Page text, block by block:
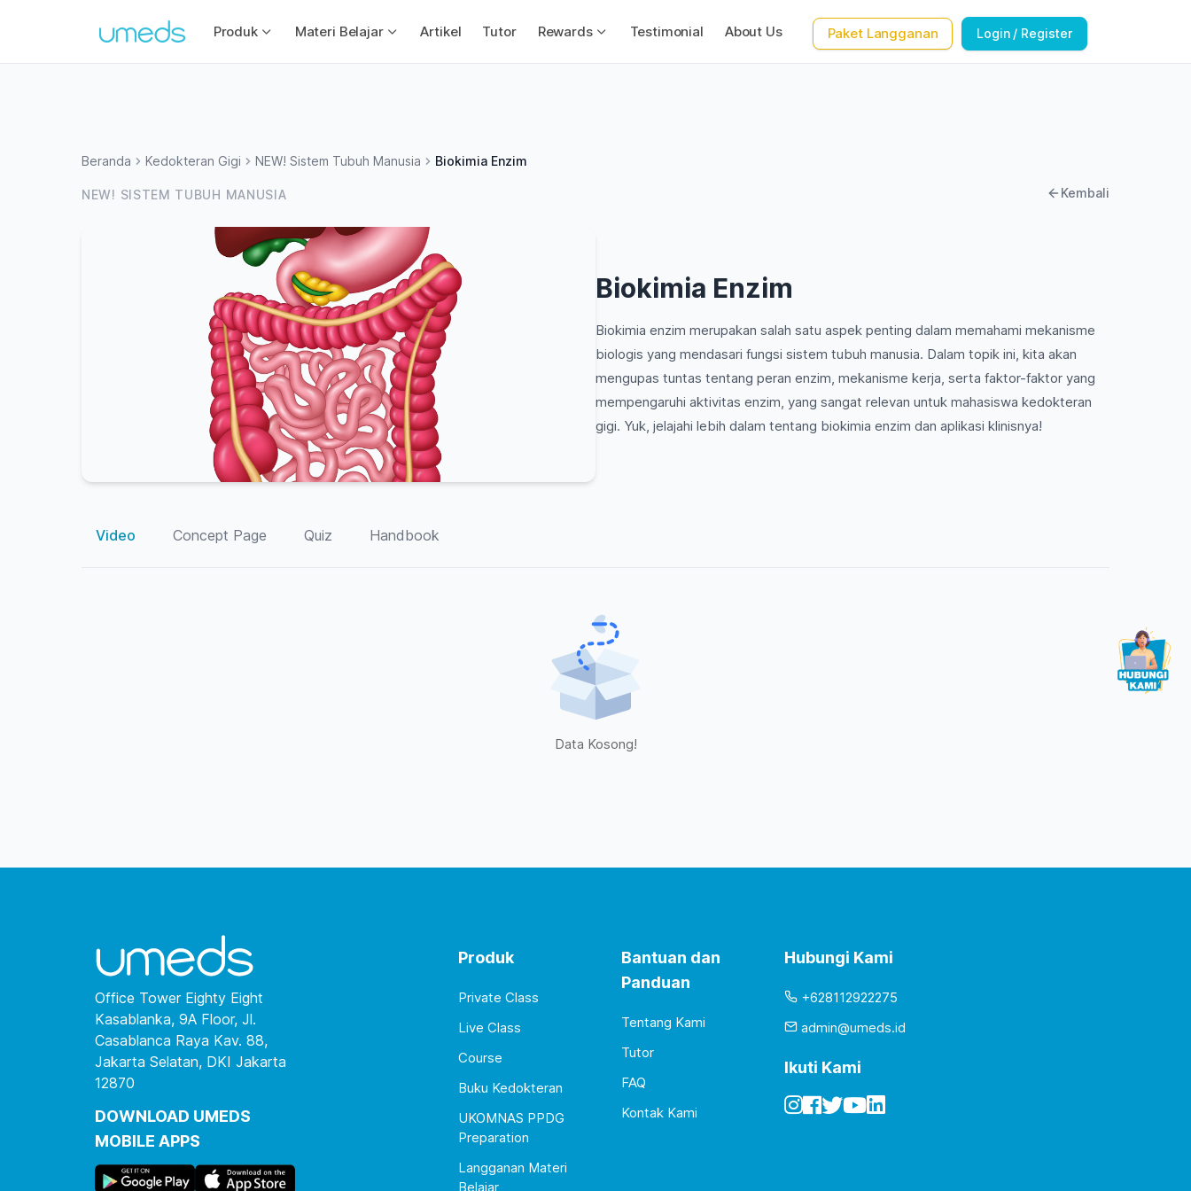
Produk Materi Belajar Artikel Tutor Rewards Testimonial About Us Paket Langganan Login / Register
Beranda Kedokteran Gigi NEW! Sistem Tubuh Manusia Biokimia Enzim
NEW! SISTEM TUBUH MANUSIA Kembali
Biokimia Enzim
Biokimia enzim merupakan salah satu aspek penting dalam memahami mekanisme
biologis yang mendasari fungsi sistem tubuh manusia. Dalam topik ini, kita akan
mengupas tuntas tentang peran enzim, mekanisme kerja, serta faktor-faktor yang
mempengaruhi aktivitas enzim, yang sangat relevan untuk mahasiswa kedokteran
gigi. Yuk, jelajahi lebih dalam tentang biokimia enzim dan aplikasi klinisnya!
Video Concept Page Quiz Handbook
Data Kosong!
Office Tower Eighty Eight
Kasablanka, 9A Floor, Jl.
Casablanca Raya Kav. 88,
Jakarta Selatan, DKI Jakarta
12870
DOWNLOAD UMEDS
MOBILE APPS
Produk
Private Class
Live Class
Course
Buku Kedokteran
UKOMNAS PPDG
Preparation
Langganan Materi
Belajar
Bantuan dan
Panduan
Tentang Kami
Tutor
FAQ
Kontak Kami
Hubungi Kami
+628112922275
admin@umeds.id
Ikuti Kami